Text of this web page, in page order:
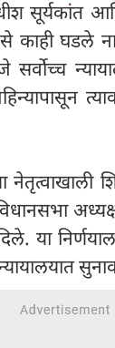
सूर्यकांत
काही घडले
सर्वोच्च
त्यावर
अध्यक्ष
या